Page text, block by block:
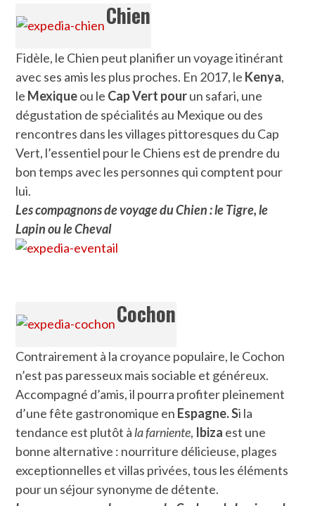
Chien
Fidèle, le Chien peut planifier un voyage itinérant
avec ses amis les plus proches. En 2017, le Kenya,
le Mexiqueou le Cap Vert pourun safari, une
dégustation de spécialités au Mexique ou des
rencontres dans les villages pittoresques du Cap
Vert, l’essentiel pour le Chiens est de prendre du
bon temps avec les personnes qui comptent pour
lui.
Les compagnons de voyage du Chien : le Tigre, le
Lapin ou le Cheval
Cochon
Contrairement à la croyance populaire, le Cochon
n’est pas paresseux mais sociable et généreux.
Accompagné d’amis, il pourra profiter pleinement
d’une fête gastronomique en Espagne. Si la
tendance est plutôt à la farniente, Ibiza est une
bonne alternative : nourriture délicieuse, plages
exceptionnelles et villas privées, tous les éléments
pour un séjour synonyme de détente.